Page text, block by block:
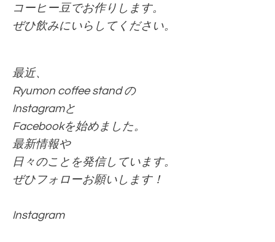
コーヒー豆でお作りします。
ぜひ飲みにいらしてください。
最近、
Ryumon coffee stand の
Instagramと
Facebookを始めました。
最新情報や
日々のことを発信しています。
ぜひフォローお願いします！
Instagram